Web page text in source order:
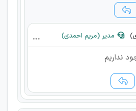
مدیر (مریم احمدی)
نداریم